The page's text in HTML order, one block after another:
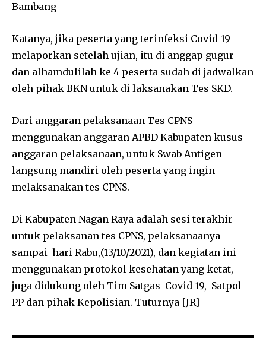
Bambang
Katanya, jika peserta yang terinfeksi Covid-19
melaporkan setelah ujian, itu di anggap gugur
dan alhamdulilah ke 4 peserta sudah di jadwalkan
oleh pihak BKN untuk di laksanakan Tes SKD.
Dari anggaran pelaksanaan Tes CPNS
menggunakan anggaran APBD Kabupaten kusus
anggaran pelaksanaan, untuk Swab Antigen
langsung mandiri oleh peserta yang ingin
melaksanakan tes CPNS.
Di Kabupaten Nagan Raya adalah sesi terakhir
untuk pelaksanan tes CPNS, pelaksanaanya
sampai hari Rabu,(13/10/2021), dan kegiatan ini
menggunakan protokol kesehatan yang ketat,
juga didukung oleh Tim Satgas Covid-19, Satpol
PP dan pihak Kepolisian. Tuturnya [JR]